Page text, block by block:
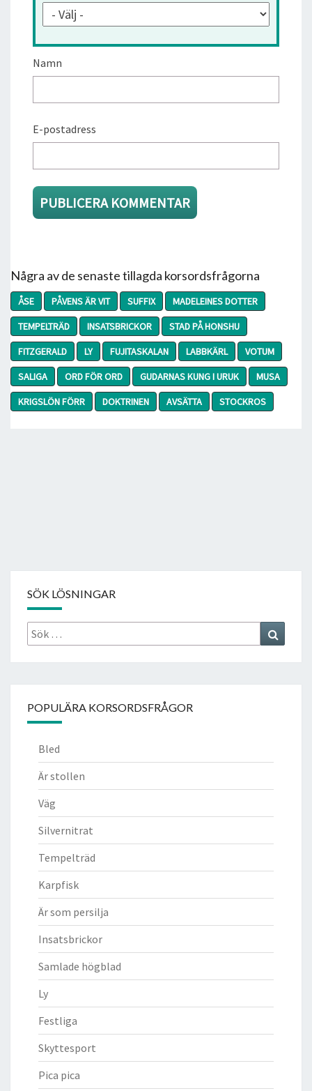
Namn
E-postadress
Några av de senaste tillagda korsordsfrågorna
ÅSE PÅVENS ÄR VIT SUFFIX
MADELEINES DOTTER
TEMPELTRÄD
INSATSBRICKOR
STAD PÅ HONSHU
FITZGERALD
LY FUJITASKALAN LABBKÄRL
VOTUM
SALIGA
ORD FÖR ORD GUDARNAS KUNG I URUK
MUSA
KRIGSLÖN FÖRR
DOKTRINEN AVSÄTTA STOCKROS
SÖK LÖSNINGAR
Sök
efter:
POPULÄRA KORSORDSFRÅGOR
Bled
Är stollen
Väg
Silvernitrat
Tempelträd
Karpfisk
Är som persilja
Insatsbrickor
Samlade högblad
Ly
Festliga
Skyttesport
Pica pica